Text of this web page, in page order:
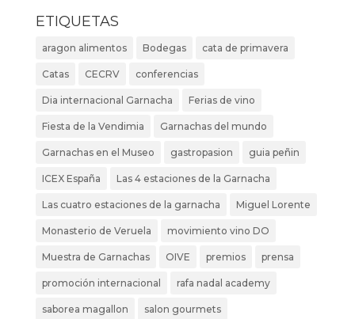
ETIQUETAS
aragon alimentos Bodegas cata de primavera
Catas CECRV conferencias
Dia internacional Garnacha Ferias de vino
Fiesta de la Vendimia Garnachas del mundo
Garnachas en el Museo gastropasion guia peñin
ICEX España Las 4 estaciones de la Garnacha
Las cuatro estaciones de la garnacha Miguel Lorente
Monasterio de Veruela movimiento vino DO
Muestra de Garnachas OIVE premios prensa
promoción internacional rafa nadal academy
saborea magallon salon gourmets